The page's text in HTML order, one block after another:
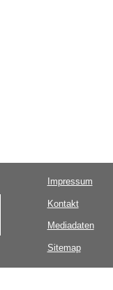
Impressum
Kontakt
Mediadaten
Sitemap